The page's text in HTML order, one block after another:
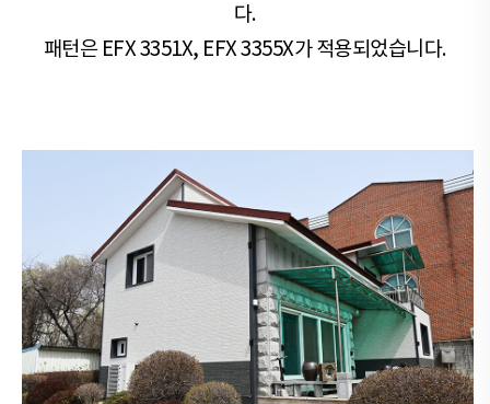
다.
패턴은 EFX 3351X, EFX 3355X가 적용되었습니다.